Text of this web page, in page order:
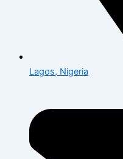
Lagos, Nigeria